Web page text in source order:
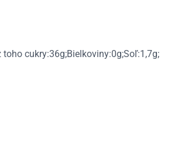
cukry:36g;Bielkoviny:0g;Soľ:1,7g;